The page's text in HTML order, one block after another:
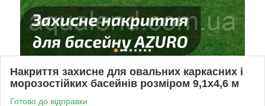
Накриття захисне для овальних каркасних і
морозостійких басейнів розміром 9,1х4,6 м
Готово до відправки